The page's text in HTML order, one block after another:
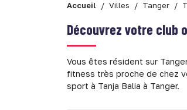
Accueil Villes Tanger
Découvrez votre club
Vous êtes résident sur
fitness très proche de chez
sport à Tanja Balia à Tanger.